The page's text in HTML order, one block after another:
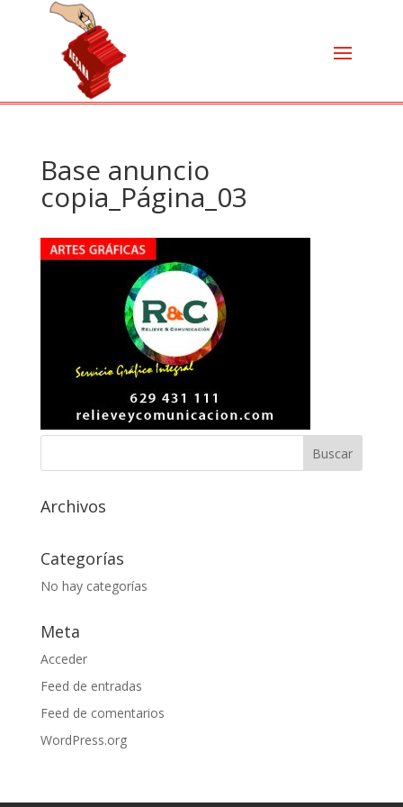
Base anuncio
copia_Página_03
Archivos
Categorías
No hay categorías
Meta
Acceder
Feed de entradas
Feed de comentarios
WordPress.org